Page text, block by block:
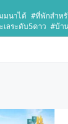
มนาได้ #ที่พักสำ
ลระดับ5ดาว #บ้า